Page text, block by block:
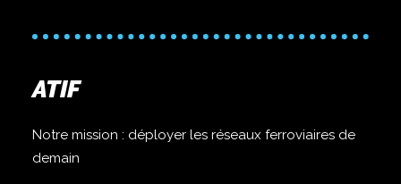
ATIF
Notre mission : déployer les réseaux ferroviaires de
demain